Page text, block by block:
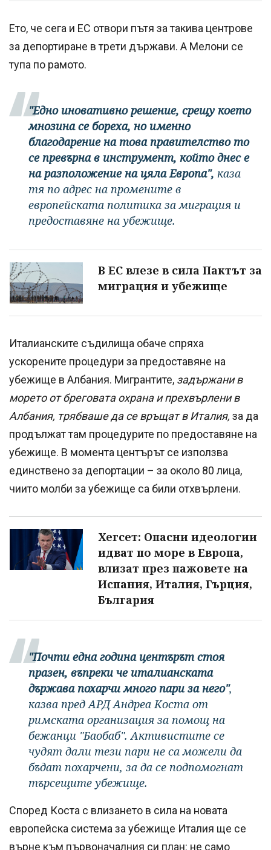
Ето, че сега и ЕС отвори пътя за такива центрове
за депортиране в трети държави. А Мелони се
тупа по рамото.
"Едно иновативно решение, срещу което
мнозина се бореха, но именно
благодарение на това правителство то
се превърна в инструмент, който днес е
на разположение на цяла Европа", каза
тя по адрес на промените в
европейската политика за миграция и
предоставяне на убежище.
В ЕС влезе в сила Пактът за
миграция и убежище
Италианските съдилища обаче спряха
ускорените процедури за предоставяне на
убежище в Албания. Мигрантите, задържани в
морето от бреговата охрана и прехвърлени в
Албания, трябваше да се връщат в Италия, за да
продължат там процедурите по предоставяне на
убежище. В момента центърът се използва
единствено за депортации – за около 80 лица,
чиито молби за убежище са били отхвърлени.
Хегсет: Опасни идеологии
идват по море в Европа,
влизат през пажовете на
Испания, Италия, Гърция,
България
"Почти една година центърът стоя
празен, въпреки че италианската
държава похарчи много пари за него",
казва пред АРД Андреа Коста от
римската организация за помощ на
бежанци "Баобаб". Активистите се
чудят дали тези пари не са можели да
бъдат похарчени, за да се подпомогнат
търсещите убежище.
Според Коста с влизането в сила на новата
европейска система за убежище Италия ще се
върне към първоначалния си план: не само